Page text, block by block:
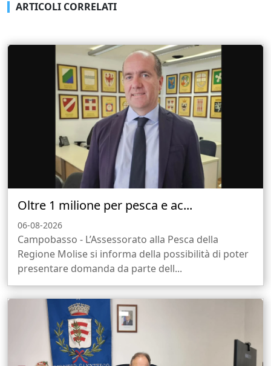
ARTICOLI CORRELATI
Oltre 1 milione per pesca e ac...
06-08-2026
Campobasso - L’Assessorato alla Pesca della
Regione Molise si informa della possibilità di poter
presentare domanda da parte dell...